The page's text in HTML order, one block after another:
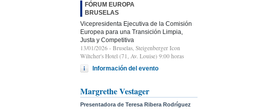
FÓRUM EUROPA
BRUSELAS
Vicepresidenta Ejecutiva de la Comisión
Europea para una Transición Limpia,
Justa y Competitiva
13/01/2026 - Bruselas, Steigenberger Icon
Wiltcher's Hotel (71, Av. Louise) 9:00 horas
Información del evento
Margrethe Vestager
Presentadora de Teresa Ribera Rodríguez